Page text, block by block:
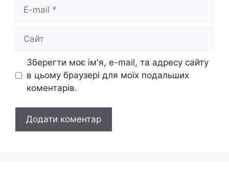
mail
Зберегти моє ім'я, e-mail, та адресу сайту
в цьому браузері для моїх подальших
коментарів.